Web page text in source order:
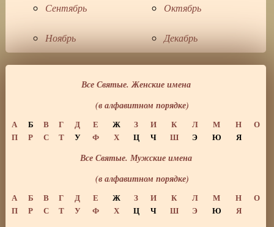
Сентябрь Октябрь
Ноябрь Декабрь
Все Святые. Женские имена
(в алфавитном порядке)
А Б В Г Д Е Ж З И К Л М Н
О
П
Р С Т У Ф Х Ц Ч Ш Э Ю Я
Все Святые. Мужские имена
(в алфавитном порядке)
А Б В Г Д Е Ж З И К Л М Н
О
П
Р С Т У Ф Х Ц Ч Ш Э Ю Я